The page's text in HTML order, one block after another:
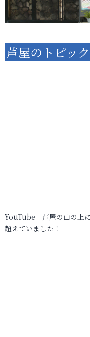
芦屋のトピッ
YouTube 芦屋の山の上に
超えていました！